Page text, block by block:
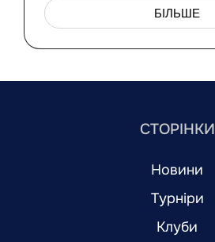
БІЛЬШЕ
СТОРІНКИ
Новини
Турніри
Клуби